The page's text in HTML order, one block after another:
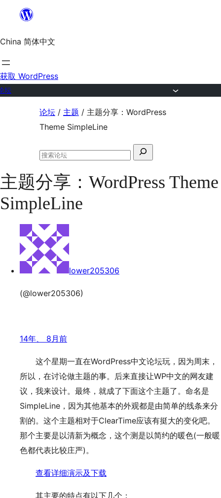
内
容
China 简体中文
获取 WordPress
坛
论坛 / 主题 / 主题分享：WordPress
Theme SimpleLine
搜
搜
论
坛
主题分享：WordPress Theme
SimpleLine
lower205306
(@lower205306)
14年、 8月前
这个星期一直在WordPress中文论坛玩，因为周末，
所以，在讨论做主题的事。后来直接让WP中文的网友建
议，我来设计。最终，就成了下面这个主题了。命名是
SimpleLine，因为其他基本的外观都是由简单的线条来分
割的。这个主题相对于ClearTime应该有挺大的变化吧。
那个主要是以清新为概念，这个测是以简约的暖色(一般暖
色都代表比较庄严)。
查看详细演示及下载
其主要的特点有以下几个：